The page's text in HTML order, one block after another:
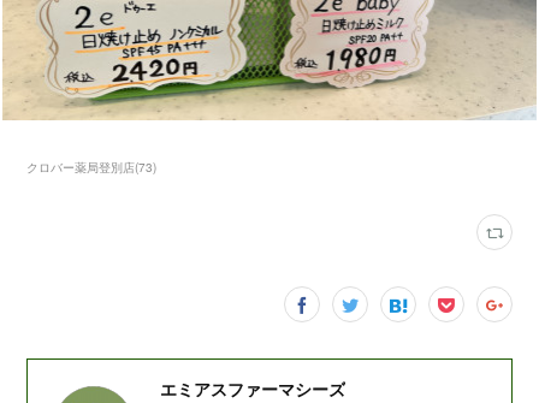
クロバー薬局登別店(73)
エミアスファーマシーズ